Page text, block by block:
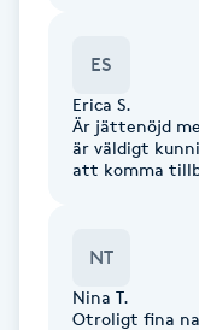
Gelenaglar
Gellack
ES
Erica S.
Är jättenöjd
är väldigt
att komma
NT
Nina T.
Otroligt fina